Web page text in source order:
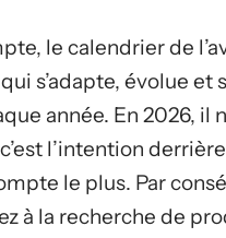
le calendrier de
s’adapte, évolue et
année. En 2026, il
l’intention
le plus. Par
à la recherche de